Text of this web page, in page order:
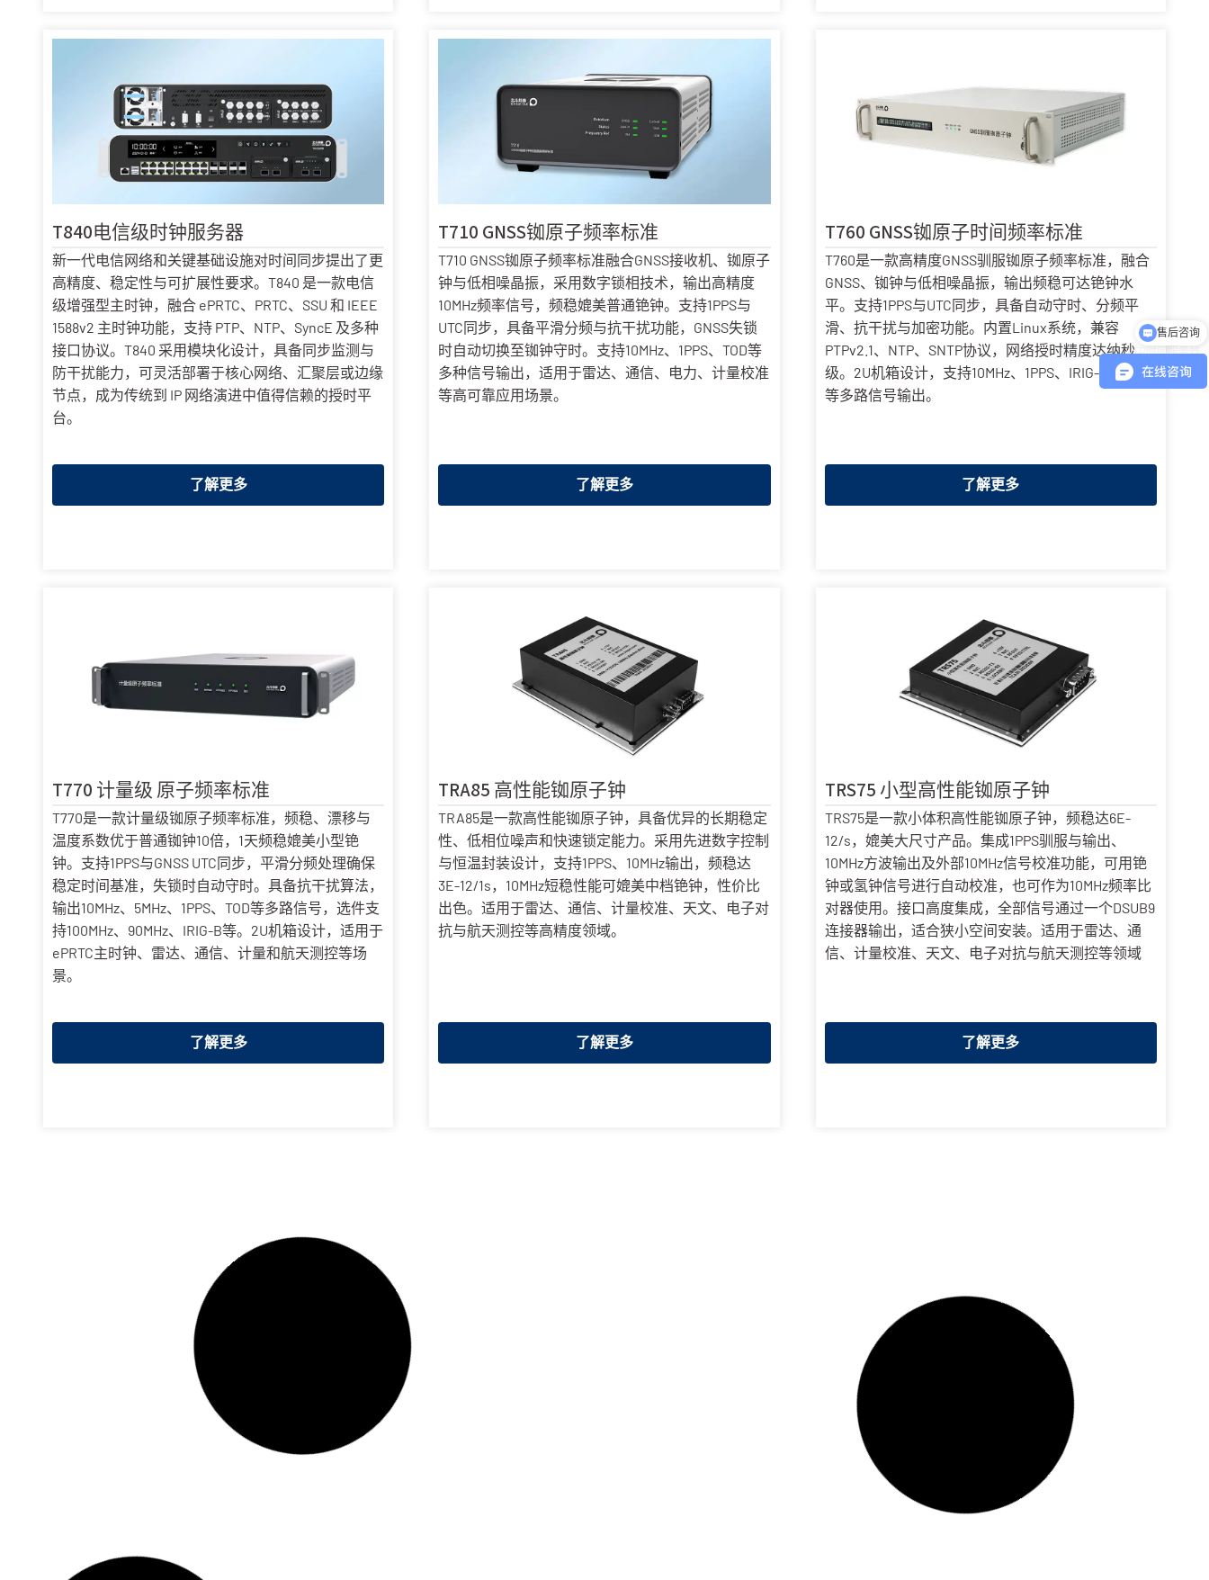
T840电信级时钟服务器
新一代电信网络和关键基础设施对时间同步提出了更
高精度、稳定性与可扩展性要求。T840 是一款电信
级增强型主时钟，融合 ePRTC、PRTC、SSU 和 IEEE
1588v2 主时钟功能，支持 PTP、NTP、SyncE 及多种
接口协议。T840 采用模块化设计，具备同步监测与
防干扰能力，可灵活部署于核心网络、汇聚层或边缘
节点，成为传统到 IP 网络演进中值得信赖的授时平
台。
了解更多
T710 GNSS铷原子频率标准
T710 GNSS铷原子频率标准融合GNSS接收机、铷原子
钟与低相噪晶振，采用数字锁相技术，输出高精度
10MHz频率信号，频稳媲美普通铯钟。支持1PPS与
UTC同步，具备平滑分频与抗干扰功能，GNSS失锁
时自动切换至铷钟守时。支持10MHz、1PPS、TOD等
多种信号输出，适用于雷达、通信、电力、计量校准
等高可靠应用场景。
了解更多
T760 GNSS铷原子时间频率标准
T760是一款高精度GNSS驯服铷原子频率标准，融合
GNSS、铷钟与低相噪晶振，输出频稳可达铯钟水
平。支持1PPS与UTC同步，具备自动守时、分频平
滑、抗干扰与加密功能。内置Linux系统，兼容
PTPv2.1、NTP、SNTP协议，网络授时精度达纳秒
级。2U机箱设计，支持10MHz、1PPS、IRIG-B、TOD
等多路信号输出。
了解更多
T770 计量级 原子频率标准
T770是一款计量级铷原子频率标准，频稳、漂移与
温度系数优于普通铷钟10倍，1天频稳媲美小型铯
钟。支持1PPS与GNSS UTC同步，平滑分频处理确保
稳定时间基准，失锁时自动守时。具备抗干扰算法，
输出10MHz、5MHz、1PPS、TOD等多路信号，选件支
持100MHz、90MHz、IRIG-B等。2U机箱设计，适用于
ePRTC主时钟、雷达、通信、计量和航天测控等场
景。
了解更多
TRA85 高性能铷原子钟
TRA85是一款高性能铷原子钟，具备优异的长期稳定
性、低相位噪声和快速锁定能力。采用先进数字控制
与恒温封装设计，支持1PPS、10MHz输出，频稳达
3E-12/1s，10MHz短稳性能可媲美中档铯钟，性价比
出色。适用于雷达、通信、计量校准、天文、电子对
抗与航天测控等高精度领域。
了解更多
TRS75 小型高性能铷原子钟
TRS75是一款小体积高性能铷原子钟，频稳达6E-
12/s，媲美大尺寸产品。集成1PPS驯服与输出、
10MHz方波输出及外部10MHz信号校准功能，可用铯
钟或氢钟信号进行自动校准，也可作为10MHz频率比
对器使用。接口高度集成，全部信号通过一个DSUB9
连接器输出，适合狭小空间安装。适用于雷达、通
信、计量校准、天文、电子对抗与航天测控等领域
了解更多
咨询NTP/PTP时间服务器